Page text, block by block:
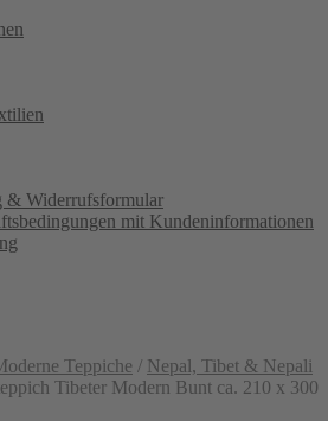
& Widerrufsformular
mit Kundeninformationen
Teppiche / Nepal, Tibet & Nepali
Tibeter Modern Bunt ca. 210 x 300